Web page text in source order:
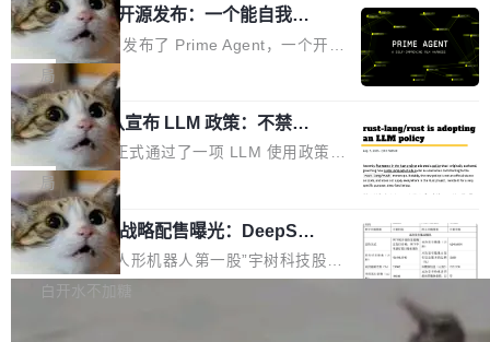
键的是 FA2 的持久性...
（OHDD：OpenHarmony Hardware Develope
r Day）将在杭州启航。活动面向智能硬件产业
链企业和开发者，邀请行业专家与资深技术顾
问，围绕开源鸿蒙技术能力、设备适配、芯片适
配、功耗与稳定性调优、兼容性测评及统一互联
等内容展开系统讲解和实战交流，帮助企业进一
步了解开源鸿蒙在智能...
障无法工作。Pages、Copilot code review、C
opilot coding agent 全部受影响。从检测到完全
恢复，大约 12 小时。 这是 2026 年 8 月的第六
起事故，其中四起与 AI/Copilot 服务相关。 Git
Hub 员工 kdaigle 在 HN 讨论中贴出了一组数
据：2025 年全年 10 亿次 commit。现在，每周
2.75 亿次，全年预计 140 亿次。GitHub...
Prime Agent 开源发布：一个能自我改
进的编程 Agent，ARC-AGI 3 超越人类
专家基线
Prime Intellect 发布了 Prime Agent，一个开源
的编程 Agent Harness，核心设计围绕两个抽
象：Recursive Language Model（RLM）和 C
ontinual Harness。在 ARC-AGI 3 基准测试
上，Prime Agent + Opus 5 的组合达到了 95.
5% RHAE Best@1，超过了 ARC 报告的人类专
家基线 95.4%。 不是又一个 coding agent 包装
器 Prime Agent 的架构和市面上大多数 coding
agent 有本质区别。大多数 agent harness 的设
计是基于早期模型的能力—...
局
Rust 项目团队宣布 LLM 政策：不禁
止，但你要承认哪些代码不是你写的
Rust 语言项目正式通过了一项 LLM 使用政策，
覆盖 rust-lang/rust 单一仓库的代码贡献。这不
是项目级别的官方立场，目前由五个团队采纳，
但它可能是主流开源项目中关于 AI 辅助贡献最
细致的一份规则。 政策的核心只有一句话：LLM
可以用来分析、提炼、审阅、建议，但不能用来
局
宇树科技 IPO 战略配售曝光：DeepSe
ek 获配 93.3 万股，锁定 36 个月
8月6日晚间，“人形机器人第一股”宇树科技股份
有限公司披露IPO发行价格及战略配售结果，杭
白开水不加糖